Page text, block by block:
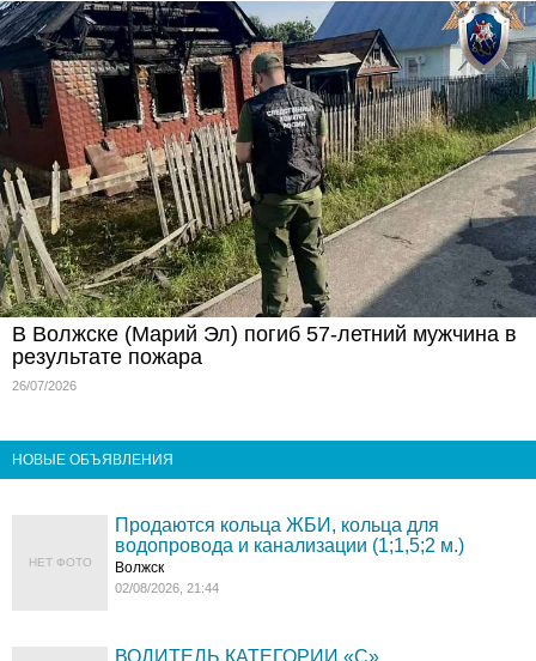
В Волжске (Марий Эл) погиб 57-летний мужчина в
результате пожара
26/07/2026
НОВЫЕ ОБЪЯВЛЕНИЯ
НЕТ ФОТО
Продаются кольца ЖБИ, кольца для
водопровода и канализации (1;1,5;2 м.)
Волжск
02/08/2026, 21:44